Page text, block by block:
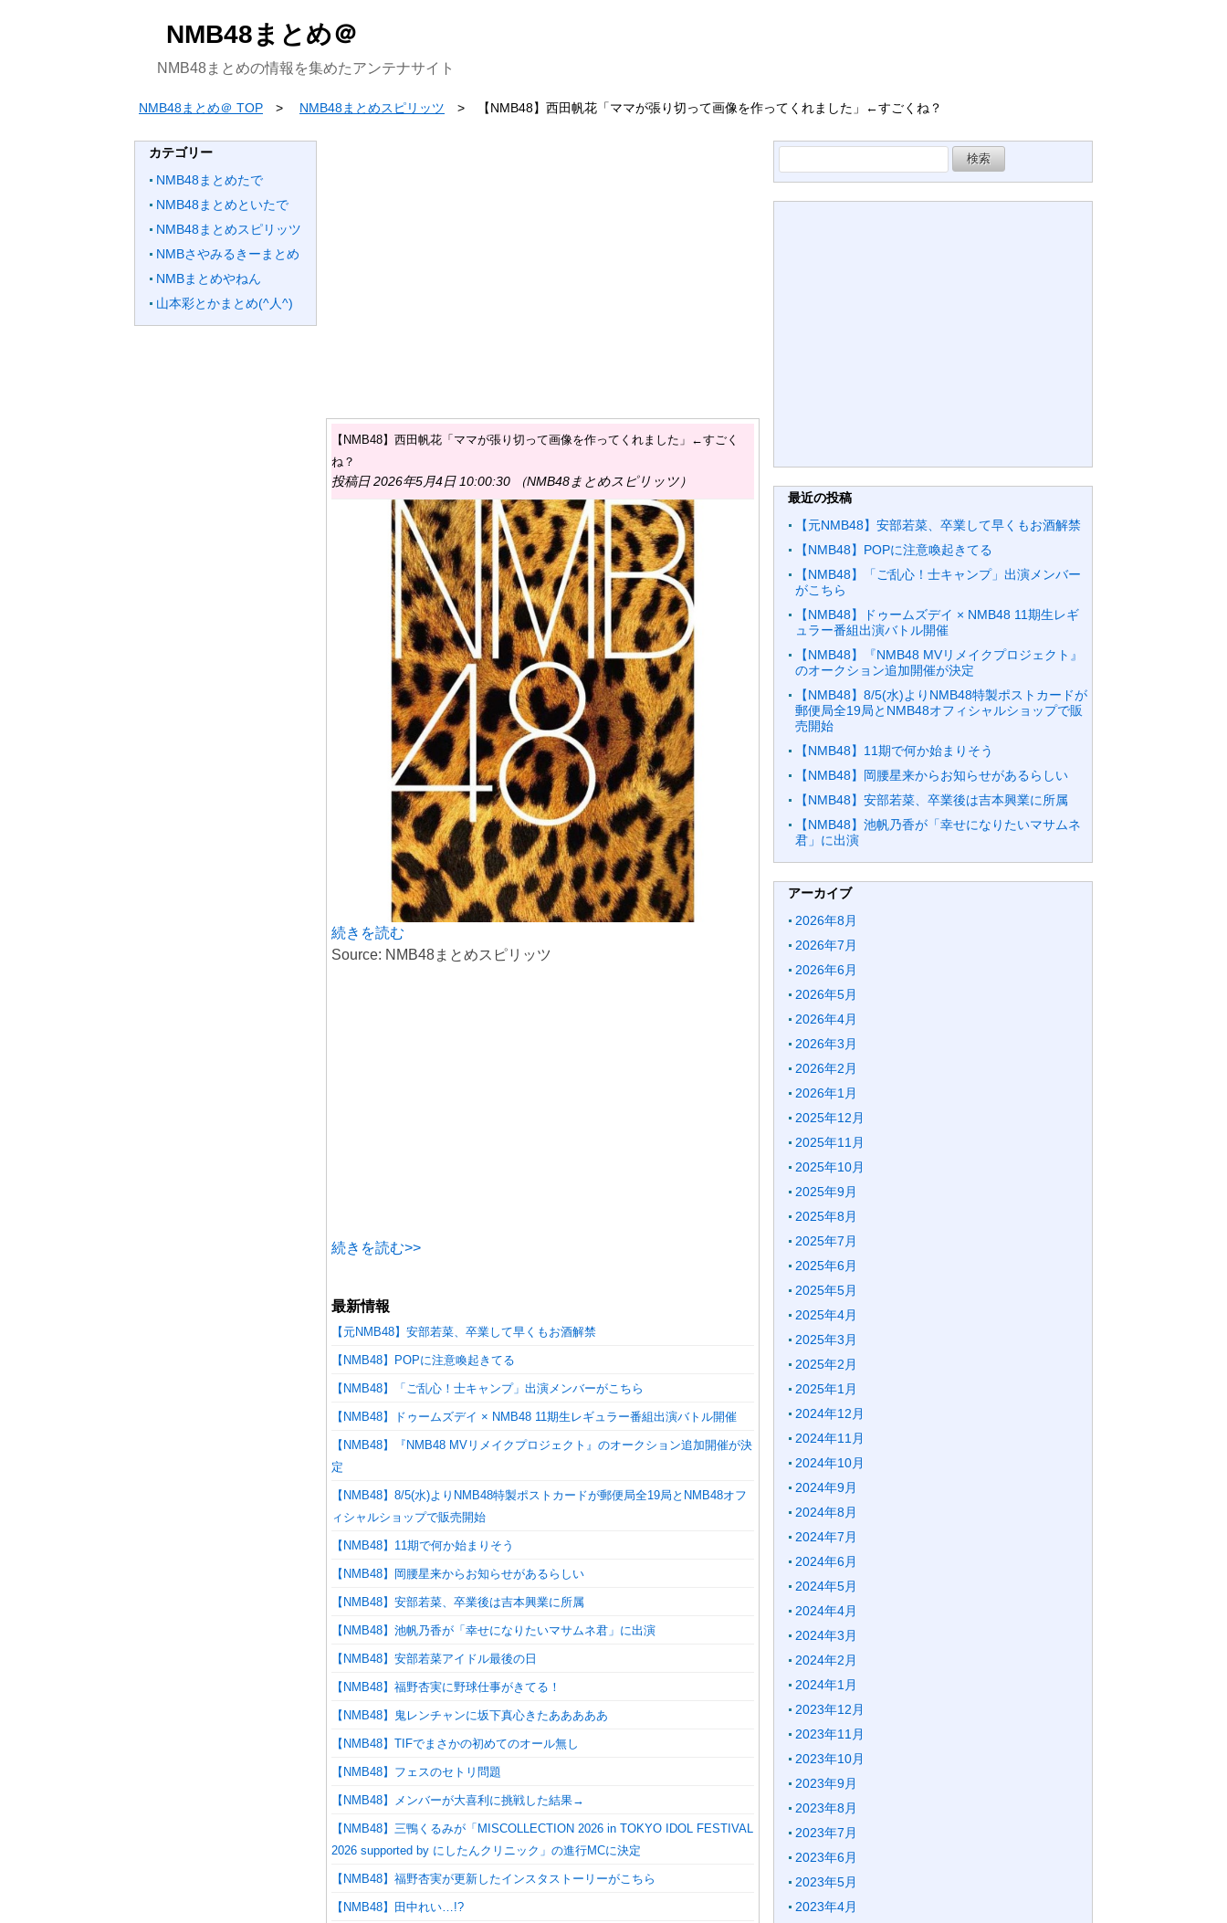
NMB48まとめ＠
NMB48まとめの情報を集めたアンテナサイト
NMB48まとめ＠ TOP NMB48まとめスピリッツ 【NMB48】西田帆花「ママが張り切って画像を作ってくれました」←すごくね？
カテゴリー
NMB48まとめたで
NMB48まとめといたで
NMB48まとめスピリッツ
NMBさやみるきーまとめ
NMBまとめやねん
山本彩とかまとめ(^人^)
【NMB48】西田帆花「ママが張り切って画像を作ってくれました」←すごく
ね？
投稿日 2026年5月4日 10:00:30 （NMB48まとめスピリッツ）
続きを読む
Source: NMB48まとめスピリッツ
続きを読む>>
最新情報
【元NMB48】安部若菜、卒業して早くもお酒解禁
【NMB48】POPに注意喚起きてる
【NMB48】「ご乱心！士キャンプ」出演メンバーがこちら
【NMB48】ドゥームズデイ × NMB48 11期生レギュラー番組出演バトル開催
【NMB48】『NMB48 MVリメイクプロジェクト』のオークション追加開催が決
定
【NMB48】8/5(水)よりNMB48特製ポストカードが郵便局全19局とNMB48オフ
ィシャルショップで販売開始
【NMB48】11期で何か始まりそう
【NMB48】岡腰星来からお知らせがあるらしい
【NMB48】安部若菜、卒業後は吉本興業に所属
【NMB48】池帆乃香が「幸せになりたいマサムネ君」に出演
【NMB48】安部若菜アイドル最後の日
【NMB48】福野杏実に野球仕事がきてる！
【NMB48】鬼レンチャンに坂下真心きたあああああ
【NMB48】TIFでまさかの初めてのオール無し
【NMB48】フェスのセトリ問題
【NMB48】メンバーが大喜利に挑戦した結果→
【NMB48】三鴨くるみが「MISCOLLECTION 2026 in TOKYO IDOL FESTIVAL
2026 supported by にしたんクリニック」の進行MCに決定
【NMB48】福野杏実が更新したインスタストーリーがこちら
【NMB48】田中れい…!?
索:
最近の投稿
【元NMB48】安部若菜、卒業して早くもお酒解禁
【NMB48】POPに注意喚起きてる
【NMB48】「ご乱心！士キャンプ」出演メンバー
がこちら
【NMB48】ドゥームズデイ × NMB48 11期生レギ
ュラー番組出演バトル開催
【NMB48】『NMB48 MVリメイクプロジェクト』
のオークション追加開催が決定
【NMB48】8/5(水)よりNMB48特製ポストカードが
郵便局全19局とNMB48オフィシャルショップで販
売開始
【NMB48】11期で何か始まりそう
【NMB48】岡腰星来からお知らせがあるらしい
【NMB48】安部若菜、卒業後は吉本興業に所属
【NMB48】池帆乃香が「幸せになりたいマサムネ
君」に出演
アーカイブ
2026年8月
2026年7月
2026年6月
2026年5月
2026年4月
2026年3月
2026年2月
2026年1月
2025年12月
2025年11月
2025年10月
2025年9月
2025年8月
2025年7月
2025年6月
2025年5月
2025年4月
2025年3月
2025年2月
2025年1月
2024年12月
2024年11月
2024年10月
2024年9月
2024年8月
2024年7月
2024年6月
2024年5月
2024年4月
2024年3月
2024年2月
2024年1月
2023年12月
2023年11月
2023年10月
2023年9月
2023年8月
2023年7月
2023年6月
2023年5月
2023年4月